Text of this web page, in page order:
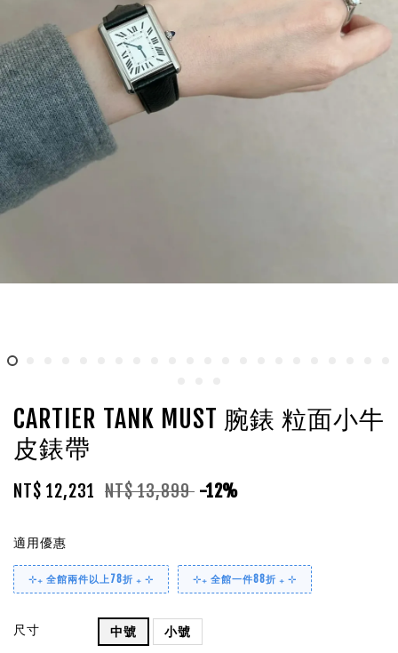
CARTIER TANK MUST 腕錶 粒面小牛
皮錶帶
NT$ 12,231 NT$ 13,899 -12%
適用優惠
⊹₊ 全館兩件以上78折 ₊ ⊹ ⊹₊ 全館一件88折 ₊ ⊹
尺寸 中號 小號